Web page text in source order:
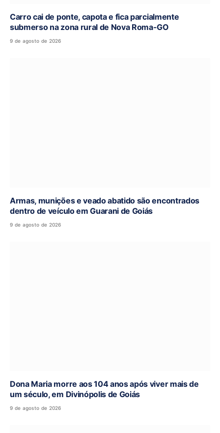
Carro cai de ponte, capota e fica parcialmente
submerso na zona rural de Nova Roma-GO
9 de agosto de 2026
Armas, munições e veado abatido são encontrados
dentro de veículo em Guarani de Goiás
9 de agosto de 2026
Dona Maria morre aos 104 anos após viver mais de
um século, em Divinópolis de Goiás
9 de agosto de 2026